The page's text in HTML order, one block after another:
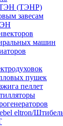
ТЭН (ТЭНР)
завесам
машин
пушек
пеллет
eltron/